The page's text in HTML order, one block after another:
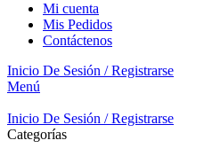
Mi cuenta
Mis Pedidos
Contáctenos
Inicio De Sesión / Registrarse
Menú
Inicio De Sesión / Registrarse
Categorías